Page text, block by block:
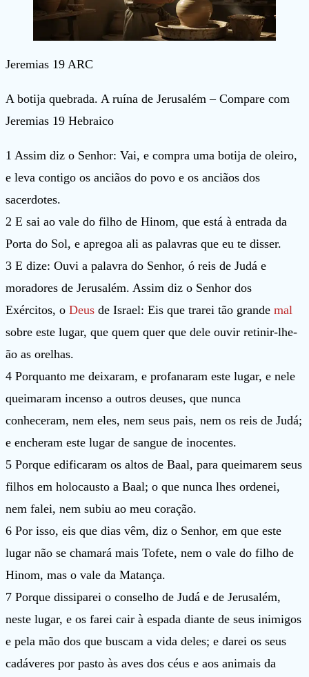
Jeremias 19 ARC
A botija quebrada. A ruína de Jerusalém – Compare com
Jeremias 19 Hebraico
1 Assim diz o Senhor: Vai, e compra uma botija de oleiro,
e leva contigo os anciãos do povo e os anciãos dos
sacerdotes.
2 E sai ao vale do filho de Hinom, que está à entrada da
Porta do Sol, e apregoa ali as palavras que eu te disser.
3 E dize: Ouvi a palavra do Senhor, ó reis de Judá e
moradores de Jerusalém. Assim diz o Senhor dos
Exércitos, o Deus de Israel: Eis que trarei tão grande mal
sobre este lugar, que quem quer que dele ouvir retinir-lhe-
ão as orelhas.
4 Porquanto me deixaram, e profanaram este lugar, e nele
queimaram incenso a outros deuses, que nunca
conheceram, nem eles, nem seus pais, nem os reis de Judá;
e encheram este lugar de sangue de inocentes.
5 Porque edificaram os altos de Baal, para queimarem seus
filhos em holocausto a Baal; o que nunca lhes ordenei,
nem falei, nem subiu ao meu coração.
6 Por isso, eis que dias vêm, diz o Senhor, em que este
lugar não se chamará mais Tofete, nem o vale do filho de
Hinom, mas o vale da Matança.
7 Porque dissiparei o conselho de Judá e de Jerusalém,
neste lugar, e os farei cair à espada diante de seus inimigos
e pela mão dos que buscam a vida deles; e darei os seus
cadáveres por pasto às aves dos céus e aos animais da